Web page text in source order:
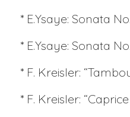
* E.Ysaye: Sonata
* E.Ysaye: Sonata
* F. Kreisler:
* F. Kreisler: